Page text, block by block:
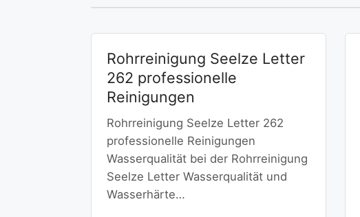
Rohrreinigung Seelze Letter
262 professionelle
Reinigungen
Rohrreinigung Seelze Letter 262
professionelle Reinigungen
Wasserqualität bei der Rohrreinigung
Seelze Letter Wasserqualität und
Wasserhärte…